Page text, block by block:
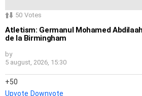
50 Votes
Atletism: Germanul Mohamed
de la Birmingham
by
5 august, 2026, 15:30
50
Upvote Downvote